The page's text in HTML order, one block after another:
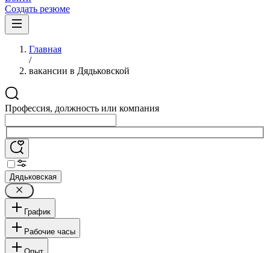
Создать резюме
Главная
/
вакансии в Дядьковской
Профессия, должность или компания
Дядьковская
График
Рабочие часы